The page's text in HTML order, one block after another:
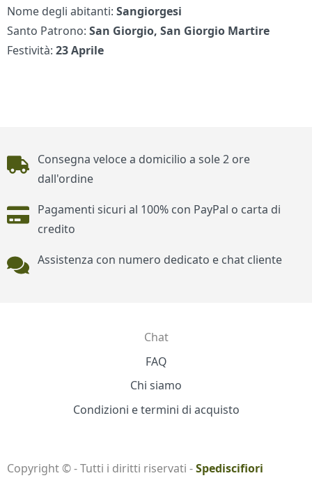
Nome degli abitanti:Sangiorgesi
Santo Patrono:San Giorgio, San Giorgio Martire
Festività:23 Aprile
Piè di pagina
Consegna veloce a domicilio a sole 2 ore
dall'ordine
Pagamenti sicuri al 100% con PayPal o carta di
credito
Assistenza con numero dedicato e chat cliente
Chat
FAQ
Chi siamo
Condizioni e termini di acquisto
Copyright © - Tutti i diritti riservati -Spediscifiori